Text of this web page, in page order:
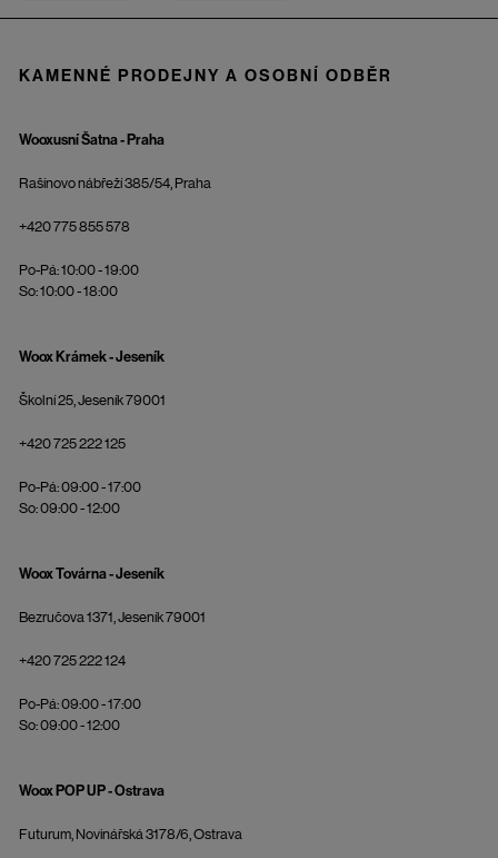
KAMENNÉ PRODEJNY A OSOBNÍ ODBĚR
Wooxusní Šatna - Praha
Rašínovo nábřeží 385/54, Praha
+420 775 855 578
Po-Pá: 10:00 - 19:00
So: 10:00 - 18:00
Woox Krámek - Jeseník
Školní 25, Jeseník 79001
+420 725 222 125
Po-Pá: 09:00 - 17:00
So: 09:00 - 12:00
Woox Továrna - Jeseník
Bezručova 1371, Jeseník 79001
+420 725 222 124
Po-Pá: 09:00 - 17:00
So: 09:00 - 12:00
Woox POP UP - Ostrava
Futurum, Novinářská 3178/6, Ostrava